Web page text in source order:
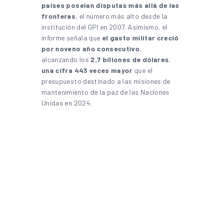
países poseían disputas más allá de las
fronteras, el número más alto desde la
institución del GPI en 2007. Asimismo, el
informe señala que el gasto militar creció
por noveno año consecutivo,
alcanzando los 2,7 billones de dólares,
una cifra 443 veces mayor que el
presupuesto destinado a las misiones de
mantenimiento de la paz de las Naciones
Unidas en 2024.